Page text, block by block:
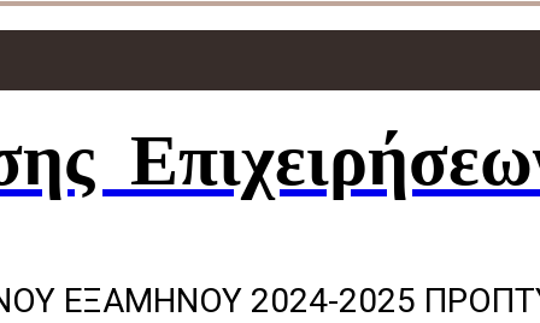
ΕΞΑΜΗΝΟΥ 2024-2025